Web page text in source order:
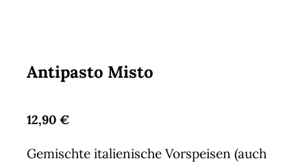
Antipasto Misto
12,90 €
Gemischte italienische Vorspeisen (auch